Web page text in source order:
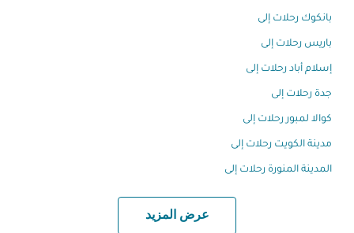
بانكوك رحلات إلى
باريس رحلات إلى
إسلام أباد رحلات إلى
جدة رحلات إلى
كوالا لمبور رحلات إلى
مدينة الكويت رحلات إلى
المدينة المنورة رحلات إلى
عرض المزيد